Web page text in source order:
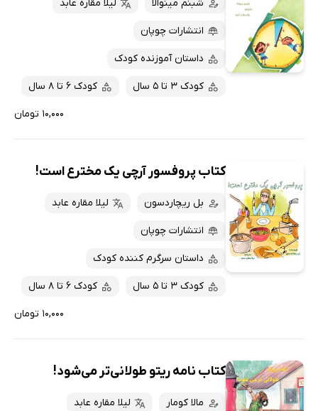
شبنم مینوالا لیلا مقاره عابد
انتشارات چوپان
داستان آموزنده کودک
کودک 3 تا 5 سال کودک 6 تا 8 سال
۱۰,۰۰۰ تومان
کتاب پروفسور آرچی یک مخترع است!
بل ریچاردسون لیلا مقاره عابد
انتشارات چوپان
داستان سرگرم کننده کودک
کودک 3 تا 5 سال کودک 6 تا 8 سال
۱۰,۰۰۰ تومان
کتاب نامه ریتو طولانی‌تر می‌شود!
مالا کومار لیلا مقاره عابد